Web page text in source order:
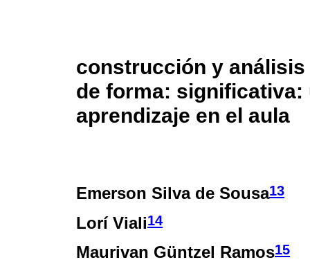
construcción y
de forma: significativa:
aprendizaje en el aula
Emerson Silva de Sousa13
Lorí Viali14
Maurivan Güntzel Ramos15